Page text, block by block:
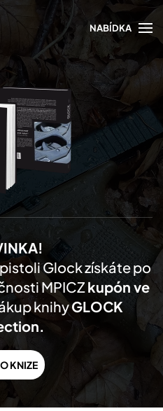
NABÍDKA
Glock získáte po
MPICZkupón ve
knihyGLOCK
KNIZE